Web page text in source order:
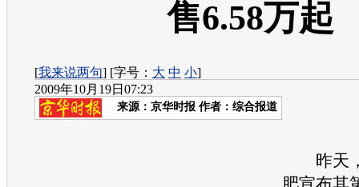
售6.58万起
[我来说两句] [字号： 大 中 小]
2009年10月19日07:23
来源： 京华时报 作者：综合报道
昨天